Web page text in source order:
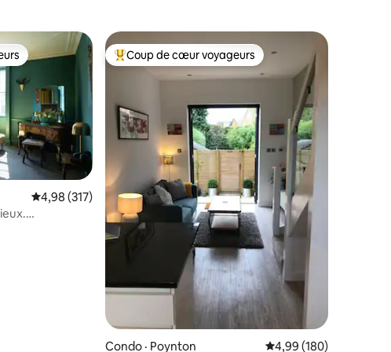
parmi les plus aimés
Note moyenne de 4,98 sur 5, 317 commentaires
4,98 (317)
Coup de cœur voyageurs parmi les plus aimés
Coup de cœur voyageurs
Condo · Poynton Note moyenne de
4,99 (180)